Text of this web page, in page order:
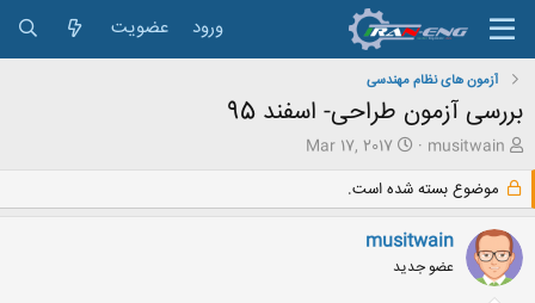
ورود عضویت
آزمون های نظام مهندسی
بررسی آزمون طراحی- اسفند 95
ش
ع
ک
ن
ن
musitwain
ت
ر
ی
خ
ش
Mar 17, 2017
موضوع بسته شده است.
musitwain
عضو جدید